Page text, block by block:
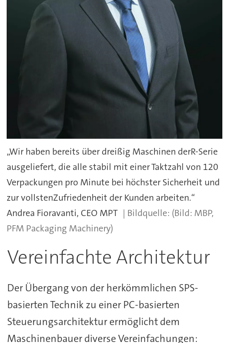
„Wir haben bereits über dreißig Maschinen derR-Serie
ausgeliefert, die alle stabil mit einer Taktzahl von 120
Verpackungen pro Minute bei höchster Sicherheit und
zur vollstenZufriedenheit der Kunden arbeiten.“
Andrea Fioravanti, CEO MPT
(Bild: MBP,
PFM Packaging Machinery)
Vereinfachte Architektur
Der Übergang von der herkömmlichen SPS-
basierten Technik zu einer PC-basierten
Steuerungsarchitektur ermöglicht dem
Maschinenbauer diverse Vereinfachungen: